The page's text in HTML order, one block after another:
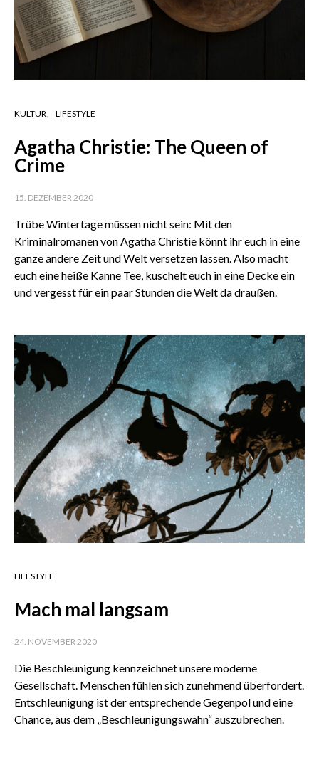
KULTUR LIFESTYLE
Agatha Christie: The Queen of
Crime
15. DEZEMBER 2020
Trübe Wintertage müssen nicht sein: Mit den
Kriminalromanen von Agatha Christie könnt ihr euch in eine
ganze andere Zeit und Welt versetzen lassen. Also macht
euch eine heiße Kanne Tee, kuschelt euch in eine Decke ein
und vergesst für ein paar Stunden die Welt da draußen.
LIFESTYLE
Mach mal langsam
24. NOVEMBER 2020
Die Beschleunigung kennzeichnet unsere moderne
Gesellschaft. Menschen fühlen sich zunehmend überfordert.
Entschleunigung ist der entsprechende Gegenpol und eine
Chance, aus dem „Beschleunigungswahn“ auszubrechen.